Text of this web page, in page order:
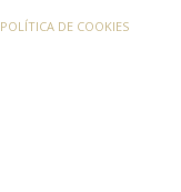
POLÍTICA DE COOKIES